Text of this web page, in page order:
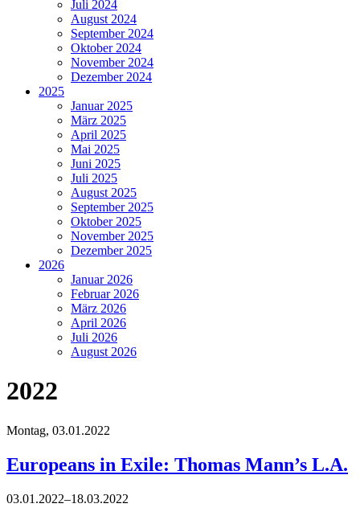
Juli 2024
August 2024
September 2024
Oktober 2024
November 2024
Dezember 2024
2025
Januar 2025
März 2025
April 2025
Mai 2025
Juni 2025
Juli 2025
August 2025
September 2025
Oktober 2025
November 2025
Dezember 2025
2026
Januar 2026
Februar 2026
März 2026
April 2026
Juli 2026
August 2026
2022
Montag, 03.01.2022
Europeans in Exile: Thomas Mann’s L.A.
03.01.2022–18.03.2022